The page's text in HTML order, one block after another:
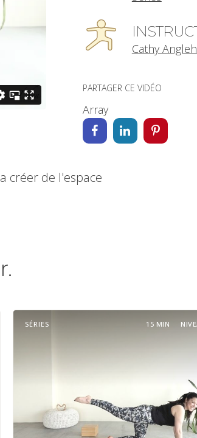
Cathy
PARTAGER CE VIDÉO
Array
créer de l'espace
SÉRIES 15 MIN